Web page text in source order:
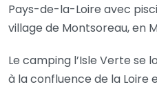
Pays-de-la-Loire avec
village de Montsoreau, en
Le camping l’Isle Verte se
à la confluence de la Loire